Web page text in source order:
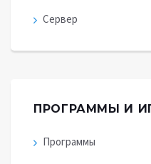
Сервер
ПРОГРАММЫ И
Программы